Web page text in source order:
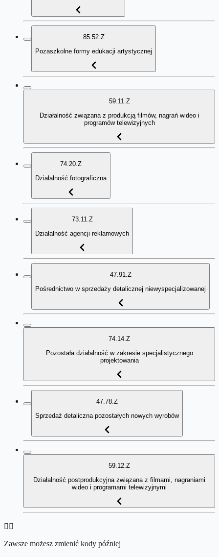
85.52.Z
Pozaszkolne formy edukacji artystycznej
59.11.Z
Działalność związana z produkcją filmów, nagrań wideo i
programów telewizyjnych
74.20.Z
Działalność fotograficzna
73.11.Z
Działalność agencji reklamowych
47.91.Z
Pośrednictwo w sprzedaży detalicznej niewyspecjalizowanej
74.14.Z
Pozostała działalność w zakresie specjalistycznego
projektowania
47.78.Z
Sprzedaż detaliczna pozostałych nowych wyrobów
59.12.Z
Działalność postprodukcyjna związana z filmami, nagraniami
wideo i programami telewizyjnymi
👉🏻
Zawsze możesz zmienić kody później